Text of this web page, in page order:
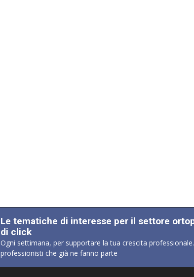
Le tematiche di interesse per il settore
di click
Ogni settimana, per supportare la tua crescita
professionisti che già ne fanno parte